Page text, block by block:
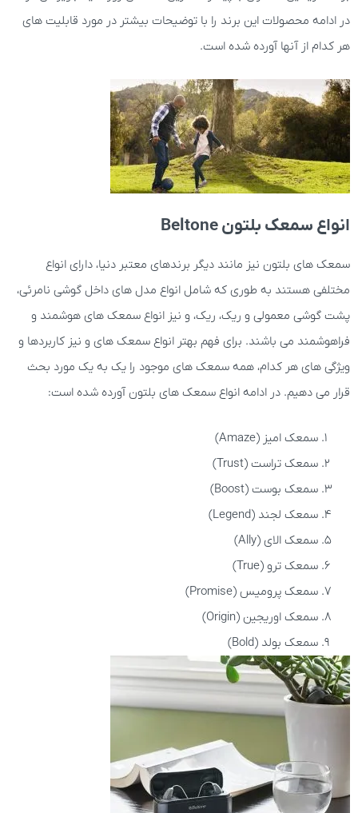
در ادامه محصولات این برند را با توضیحات بیشتر در مورد قابلیت های
هر کدام از آنها آورده شده است.
انواع سمعک بلتون Beltone
سمعک های بلتون نیز مانند دیگر برندهای معتبر دنیا، دارای انواع
مختلفی هستند به طوری که شامل انواع مدل های داخل گوشی نامرئی،
پشت گوشی معمولی و ریک، ریک، و نیز انواع سمعک های هوشمند و
فراهوشمند می باشند. برای فهم بهتر انواع سمعک های و نیز کاربردها و
ویژگی های هر کدام، همه سمعک های موجود را یک به یک مورد بحث
قرار می دهیم. در ادامه انواع سمعک های بلتون آورده شده است:
سمعک امیز (Amaze)
سمعک تراست (Trust)
سمعک بوست (Boost)
سمعک لجند (Legend)
سمعک الای (Ally)
سمعک ترو (True)
سمعک پرومیس (Promise)
سمعک اوریجین (Origin)
سمعک بولد (Bold)